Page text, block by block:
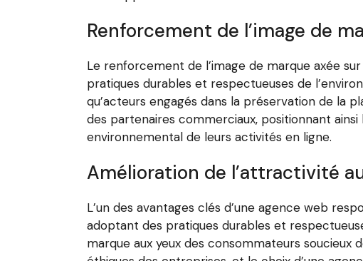
Renforcement de l’image de
Le renforcement de l’image de marque axée
pratiques durables et respectueuses de
qu’acteurs engagés dans la préservation de la
des partenaires commerciaux, positionnant
environnemental de leurs activités en ligne.
Amélioration de l’attractivité
L’un des avantages clés d’une agence web
adoptant des pratiques durables et
marque aux yeux des consommateurs soucieux